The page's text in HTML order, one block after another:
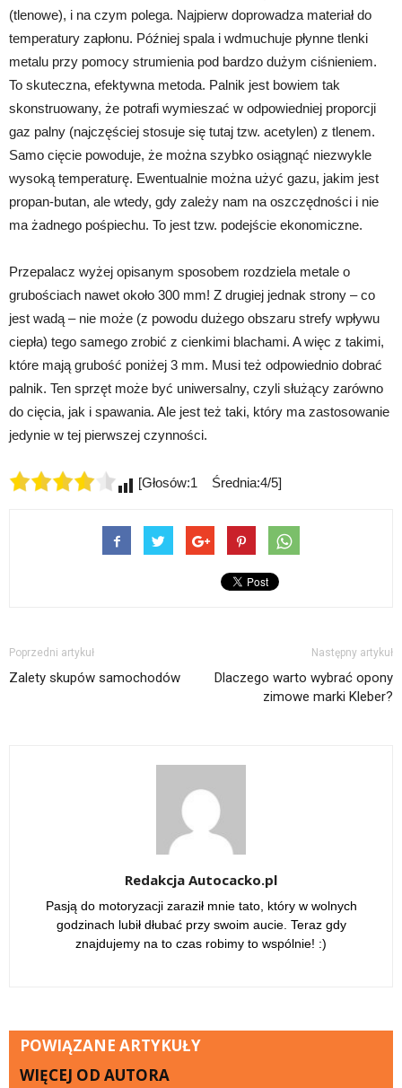
(tlenowe), i na czym polega. Najpierw doprowadza materiał do
temperatury zapłonu. Później spala i wdmuchuje płynne tlenki
metalu przy pomocy strumienia pod bardzo dużym ciśnieniem.
To skuteczna, efektywna metoda. Palnik jest bowiem tak
skonstruowany, że potrafi wymieszać w odpowiedniej proporcji
gaz palny (najczęściej stosuje się tutaj tzw. acetylen) z tlenem.
Samo cięcie powoduje, że można szybko osiągnąć niezwykle
wysoką temperaturę. Ewentualnie można użyć gazu, jakim jest
propan-butan, ale wtedy, gdy zależy nam na oszczędności i nie
ma żadnego pośpiechu. To jest tzw. podejście ekonomiczne.
Przepalacz wyżej opisanym sposobem rozdziela metale o
grubościach nawet około 300 mm! Z drugiej jednak strony – co
jest wadą – nie może (z powodu dużego obszaru strefy wpływu
ciepła) tego samego zrobić z cienkimi blachami. A więc z takimi,
które mają grubość poniżej 3 mm. Musi też odpowiednio dobrać
palnik. Ten sprzęt może być uniwersalny, czyli służący zarówno
do cięcia, jak i spawania. Ale jest też taki, który ma zastosowanie
jedynie w tej pierwszej czynności.
[Głosów:1 Średnia:4/5]
Poprzedni artykuł
Zalety skupów samochodów
Następny artykuł
Dlaczego warto wybrać opony
zimowe marki Kleber?
Redakcja Autocacko.pl
Pasją do motoryzacji zaraził mnie tato, który w wolnych
godzinach lubił dłubać przy swoim aucie. Teraz gdy
znajdujemy na to czas robimy to wspólnie! :)
POWIĄZANE ARTYKUŁY
WIĘCEJ OD AUTORA